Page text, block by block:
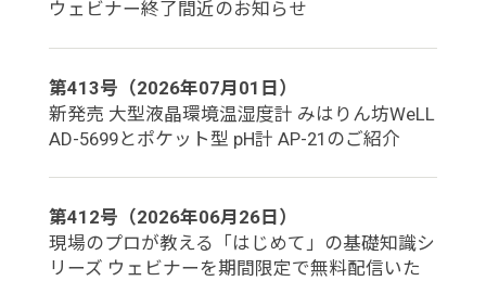
ウェビナー終了間近のお知らせ
第413号（2026年07月01日）
新発売 大型液晶環境温湿度計 みはりん坊WeLL
AD-5699とポケット型 pH計 AP-21のご紹介
第412号（2026年06月26日）
現場のプロが教える「はじめて」の基礎知識シ
リーズ ウェビナーを期間限定で無料配信いた